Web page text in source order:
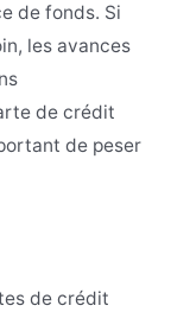
de fonds. Si
les avances
de crédit
de peser
de crédit